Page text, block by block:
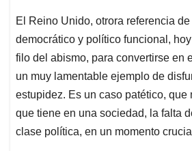
El Reino Unido, otrora referencia
democrático y político funcional,
filo del abismo, para convertirse en
un muy lamentable ejemplo de
estupidez. Es un caso patético, que
que tiene en una sociedad, la falta
clase política, en un momento